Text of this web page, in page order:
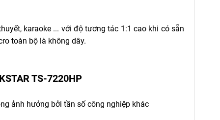
karaoke ... với độ tương tác 1:1 cao khi có sẵn
toàn bộ là không dây.
TS-7220HP
ảnh hưởng bởi tần số công nghiệp khác